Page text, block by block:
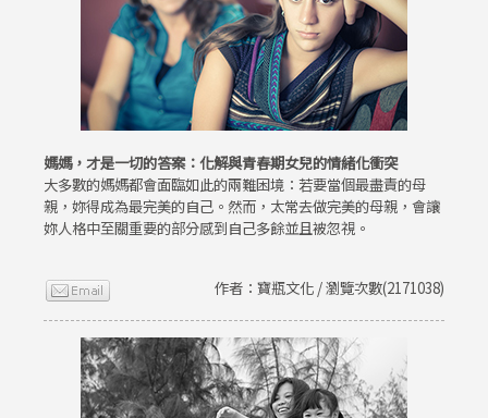
媽媽，才是一切的答案：化解與青春期女兒的情緒化衝突
大多數的媽媽都會面臨如此的兩難困境：若要當個最盡責的母
親，妳得成為最完美的自己。然而，太常去做完美的母親，會讓
妳人格中至關重要的部分感到自己多餘並且被忽視。
作者：寶瓶文化 / 瀏覽次數(2171038)